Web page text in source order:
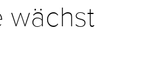
wächst